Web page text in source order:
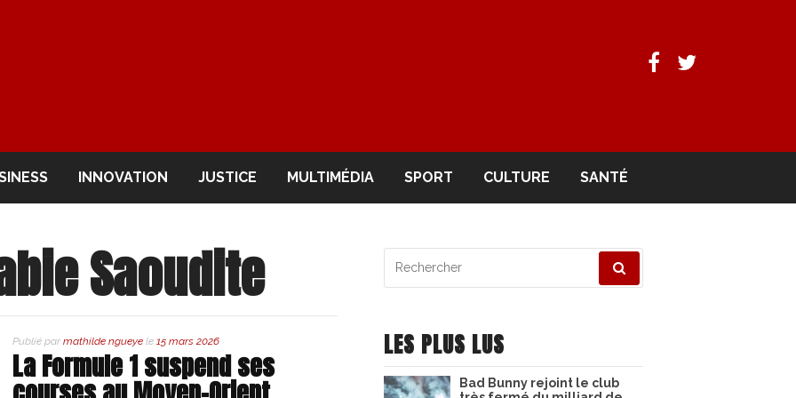
Facebook
Twitter
INNOVATION JUSTICE MULTIMÉDIA SPORT CULTURE SANTÉ
Saoudite
Publié par mathilde ngueye le 15 mars 2026
La Formule 1 suspend ses
pour
LES PLUS LUS
Bad Bunny rejoint le club